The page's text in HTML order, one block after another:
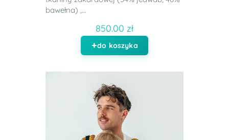
bawełna) ,...
850.00 zł
do koszyka